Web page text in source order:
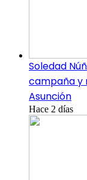
Soledad
campaña y
Asunción
Hace 2 días